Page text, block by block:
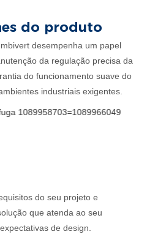
do produto
desempenha um papel
da regulação precisa da
do funcionamento suave do
industriais exigentes.
do seu projeto e
que atenda ao seu
de design.